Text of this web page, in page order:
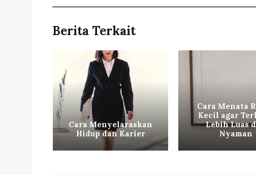
Berita Terkait
Cara Menyelaraskan
Hidup dan Karier
Cara Menata
Kecil agar
Lebih Luas
Nyaman